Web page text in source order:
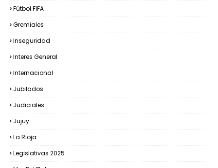
Fútbol FIFA
Gremiales
Inseguridad
Interes General
Internacional
Jubilados
Judiciales
Jujuy
La Rioja
Legislativas 2025